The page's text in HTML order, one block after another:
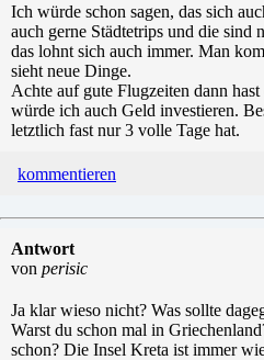
Ich würde schon sagen, das sich
auch gerne Städtetrips und die sind
das lohnt sich auch immer. Man
sieht neue Dinge.
Achte auf gute Flugzeiten dann
würde ich auch Geld investieren.
letztlich fast nur 3 volle Tage hat.
kommentieren
Antwort
von perisic
Ja klar wieso nicht? Was sollte
Warst du schon mal in
schon? Die Insel Kreta ist immer